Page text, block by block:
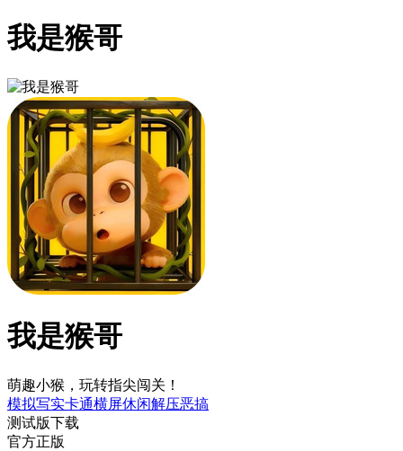
我是猴哥
我是猴哥
萌趣小猴，玩转指尖闯关！
模拟写实卡通横屏休闲解压恶搞
测试版下载
官方正版